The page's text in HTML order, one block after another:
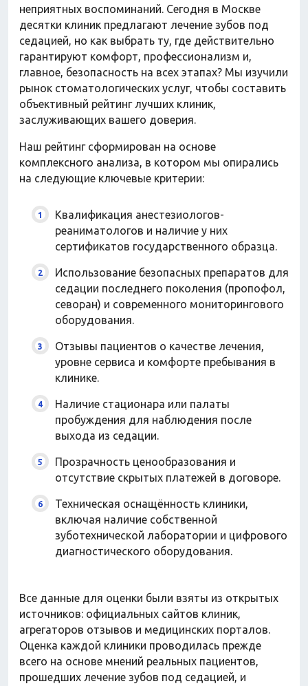
Аксессуары
Косметика
Одежда
Товары для ремонта
Посуда
Домашний текстиль
Бытовая химия
Праздник
Игрушки
Сухой корм для кошек
Влажный корм для кошек
Влажный корм для собак
Аксессуары
неприятных воспоминаний. Сегодня в Москве
десятки клиник предлагают лечение зубов под
седацией, но как выбрать ту, где действительно
гарантируют комфорт, профессионализм и,
главное, безопасность на всех этапах? Мы изучили
рынок стоматологических услуг, чтобы составить
объективный рейтинг лучших клиник,
заслуживающих вашего доверия.
Наш рейтинг сформирован на основе
комплексного анализа, в котором мы опирались
на следующие ключевые критерии:
Квалификация анестезиологов-
реаниматологов и наличие у них
сертификатов государственного образца.
Использование безопасных препаратов для
седации последнего поколения (пропофол,
севоран) и современного мониторингового
оборудования.
Отзывы пациентов о качестве лечения,
уровне сервиса и комфорте пребывания в
клинике.
Наличие стационара или палаты
пробуждения для наблюдения после
выхода из седации.
Прозрачность ценообразования и
отсутствие скрытых платежей в договоре.
Техническая оснащённость клиники,
включая наличие собственной
зуботехнической лаборатории и цифрового
диагностического оборудования.
Все данные для оценки были взяты из открытых
источников: официальных сайтов клиник,
агрегаторов отзывов и медицинских порталов.
Оценка каждой клиники проводилась прежде
всего на основе мнений реальных пациентов,
прошедших лечение зубов под седацией, и